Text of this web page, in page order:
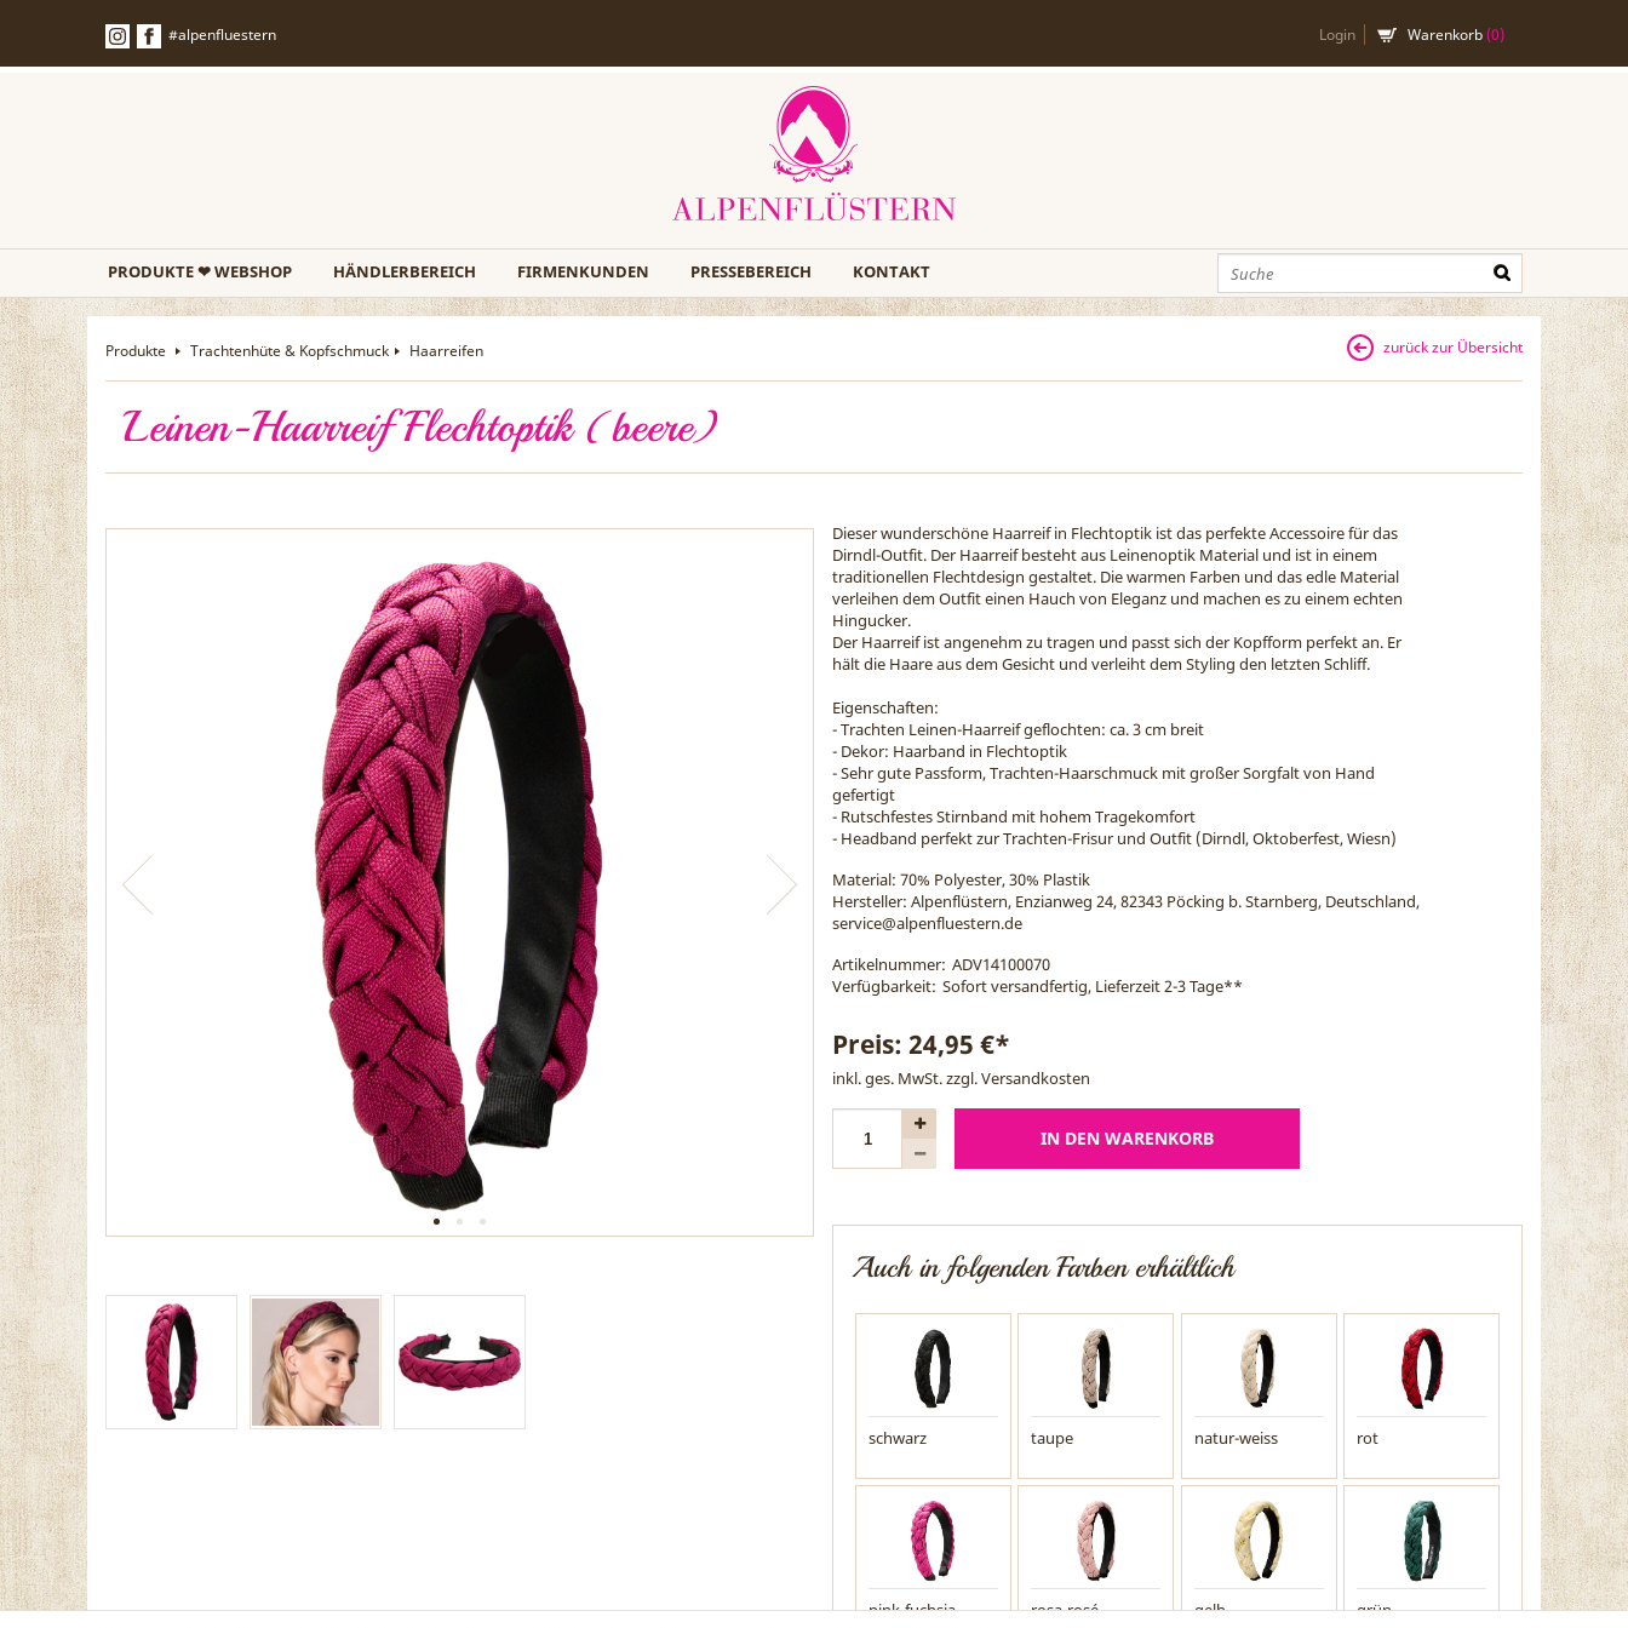
#alpenfluestern Login Warenkorb(0)
PRODUKTE ❤ WEBSHOP HÄNDLERBEREICH FIRMENKUNDEN PRESSEBEREICH KONTAKT
Produkte Trachtenhüte & Kopfschmuck Haarreifen
Leinen-Haarreif Flechtoptik (beere)
Dieser wunderschöne Haarreif in Flechtoptik ist das perfekte Accessoire für das
Dirndl-Outfit. Der Haarreif besteht aus Leinenoptik Material und ist in einem
traditionellen Flechtdesign gestaltet. Die warmen Farben und das edle Material
verleihen dem Outfit einen Hauch von Eleganz und machen es zu einem echten
Hingucker.
Der Haarreif ist angenehm zu tragen und passt sich der Kopfform perfekt an. Er
hält die Haare aus dem Gesicht und verleiht dem Styling den letzten Schliff.
Eigenschaften:
- Trachten Leinen-Haarreif geflochten: ca. 3 cm breit
- Dekor: Haarband in Flechtoptik
- Sehr gute Passform, Trachten-Haarschmuck mit großer Sorgfalt von Hand
gefertigt
- Rutschfestes Stirnband mit hohem Tragekomfort
- Headband perfekt zur Trachten-Frisur und Outfit (Dirndl, Oktoberfest, Wiesn)
Material: 70% Polyester, 30% Plastik
Hersteller: Alpenflüstern, Enzianweg 24, 82343 Pöcking b. Starnberg, Deutschland,
service@alpenfluestern.de
Artikelnummer: ADV14100070
Verfügbarkeit: Sofort versandfertig, Lieferzeit 2-3 Tage**
Preis: 24,95 €*
inkl. ges. MwSt. zzgl.Versandkosten
IN DEN WARENKORB
Auch in folgenden Farben erhältlich
schwarz taupe natur-weiss rot
pink-fuchsia rosa-rosé gelb grün
zurück zur Übersicht